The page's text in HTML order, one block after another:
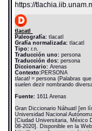
https://
tlacatl
Paleografía:tlacatl
Grafía normalizada:tlacatl
Tipo:r.n.
Traducción uno:persona
Traducción dos:persona
Diccionario: Arenas
Contexto:PERSONA
tlacatl = persona (Palabras
suelen dezir nombrando
Fuente:1611 Arenas
Gran Diccionario Náhuatl [en
Universidad Nacional
[Ciudad Universitaria, México
08-2020]. Disponible en la Web